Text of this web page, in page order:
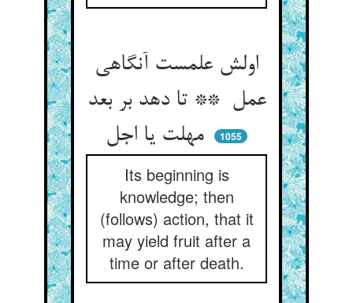
اولش علمست آنگاهی
عمل ** تا دهد بر بعد
مهلت یا اجل
1055
Its beginning is
knowledge; then
(follows) action, that it
may yield fruit after a
time or after death.